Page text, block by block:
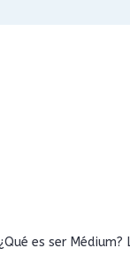
¿Qué es ser